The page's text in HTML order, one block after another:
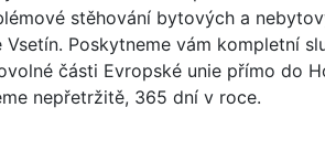
stěhování bytových a
Poskytneme vám kompletní
části Evropské unie přímo do
nepřetržitě, 365 dní v roce.